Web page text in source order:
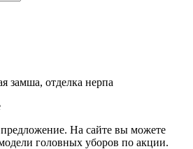
замша, отделка нерпа
предложение. На сайте вы можете
головных уборов по акции.